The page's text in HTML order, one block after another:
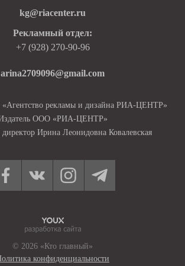
kg@riacenter.ru
Рекламный отдел:
+7 (928) 270-90-96
arina2709096@gmail.com
рекламы и дизайна РИА-ЦЕНТР»
ООО «РИА-ЦЕНТР»
Ирина Леонидовна Ковалевская
© 2026 «Кто главный»
конфиденциальности